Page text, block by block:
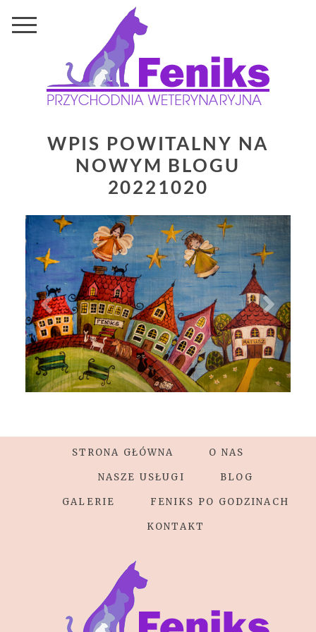
WPIS POWITALNY NA
NOWYM BLOGU
20221020
STRONA GŁÓWNA O NAS
NASZE USŁUGI BLOG
GALERIE FENIKS PO GODZINACH
KONTAKT